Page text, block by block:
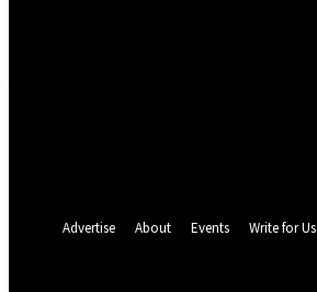
Advertise About Events Write for Us